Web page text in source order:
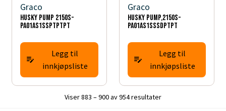
Graco
HUSKY PUMP 2150S-
PA01AS1SSPTPTPT
Legg til
innkjøpsliste
Graco
HUSKY PUMP,2150S-
PA01AS1SSSDPTPT
Legg til
innkjøpsliste
Viser 883 – 900 av 954 resultater